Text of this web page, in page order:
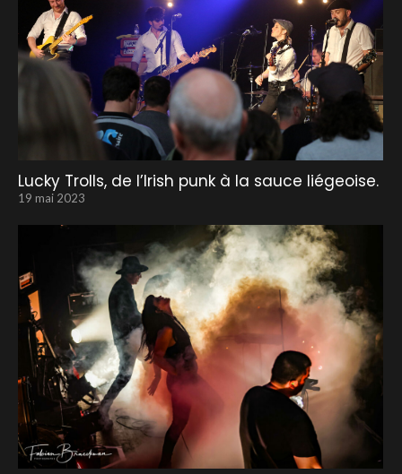
Lucky Trolls, de l’Irish punk à la sauce liégeoise.
19 mai 2023